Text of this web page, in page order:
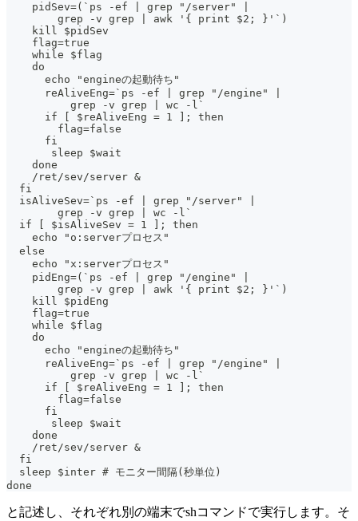
    pidSev=(`ps -ef | grep "/server" |
        grep -v grep | awk '{ print $2; }'`)
    kill $pidSev
    flag=true
    while $flag
    do
      echo "engineの起動待ち"
      reAliveEng=`ps -ef | grep "/engine" |
          grep -v grep | wc -l`
      if [ $reAliveEng = 1 ]; then
        flag=false
      fi
       sleep $wait
    done
    /ret/sev/server &
  fi
  isAliveSev=`ps -ef | grep "/server" |
        grep -v grep | wc -l`
  if [ $isAliveSev = 1 ]; then
    echo "o:serverプロセス"
  else
    echo "x:serverプロセス"
    pidEng=(`ps -ef | grep "/engine" |
        grep -v grep | awk '{ print $2; }'`)
    kill $pidEng
    flag=true
    while $flag
    do
      echo "engineの起動待ち"
      reAliveEng=`ps -ef | grep "/engine" |
          grep -v grep | wc -l`
      if [ $reAliveEng = 1 ]; then
        flag=false
      fi
       sleep $wait
    done
    /ret/sev/server &
  fi
  sleep $inter # モニター間隔(秒単位)
done
と記述し、それぞれ別の端末でshコマンドで実行します。そ